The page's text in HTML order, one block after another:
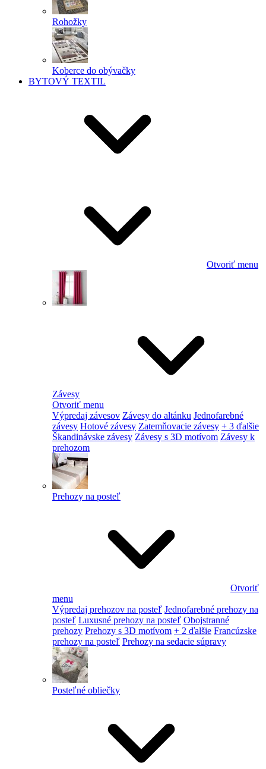
Rohožky
Koberce do obývačky
BYTOVÝ TEXTIL
Otvoriť menu
Závesy
Otvoriť menu
Výpredaj závesov Závesy do altánku Jednofarebné
závesy Hotové závesy Zatemňovacie závesy + 3 ďalšie
Škandinávske závesy Závesy s 3D motívom Závesy k
prehozom
Prehozy na posteľ
Otvoriť
menu
Výpredaj prehozov na posteľ Jednofarebné prehozy na
posteľ Luxusné prehozy na posteľ Obojstranné
prehozy Prehozy s 3D motívom + 2 ďalšie Francúzske
prehozy na posteľ Prehozy na sedacie súpravy
Posteľné obliečky